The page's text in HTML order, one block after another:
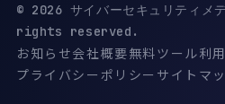
© 2026 サイバーセキュリティ
rights reserved.
お知らせ会社概要無料ツール利
プライバシーポリシー サイトマ